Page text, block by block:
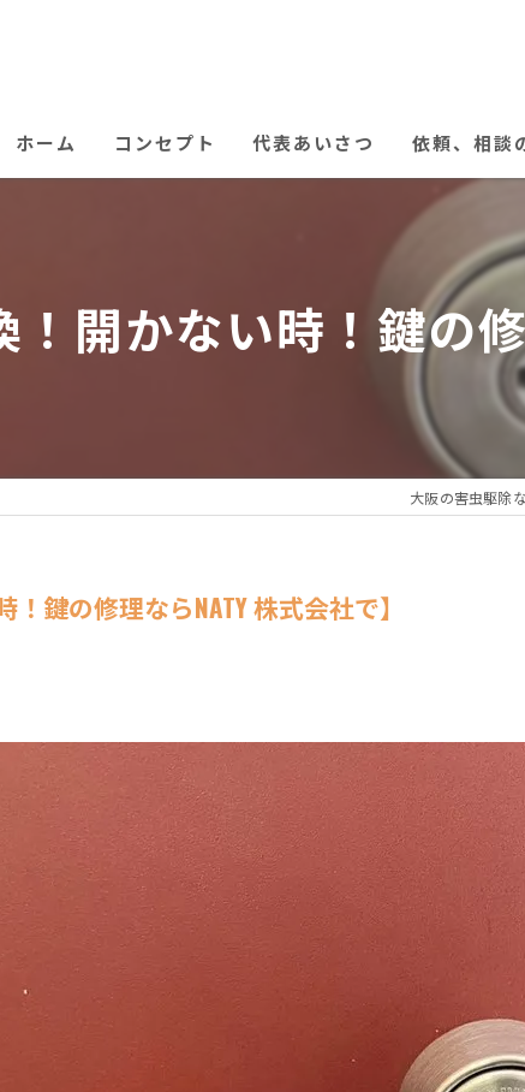
ホーム コンセプト 代表あいさつ 依頼、相談
！開かない時！鍵の
大阪の害虫駆除
！鍵の修理ならNATY 株式会社で】